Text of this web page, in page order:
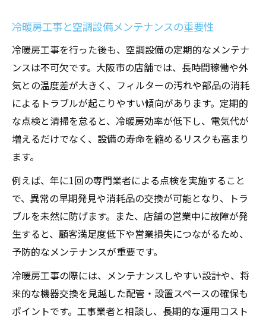
冷暖房工事と空調設備メンテナンスの重要性
冷暖房工事を行った後も、空調設備の定期的なメンテナ
ンスは不可欠です。大阪市の店舗では、長時間稼働や外
気との温度差が大きく、フィルターの汚れや部品の消耗
によるトラブルが起こりやすい傾向があります。定期的
な点検と清掃を怠ると、冷暖房効率が低下し、電気代が
増えるだけでなく、設備の寿命を縮めるリスクも高まり
ます。
例えば、年に1回の専門業者による点検を実施すること
で、異常の早期発見や消耗品の交換が可能となり、トラ
ブルを未然に防げます。また、店舗の営業中に故障が発
生すると、顧客満足度低下や営業損失につながるため、
予防的なメンテナンスが重要です。
冷暖房工事の際には、メンテナンスしやすい設計や、将
来的な機器交換を見越した配管・設置スペースの確保も
ポイントです。工事業者と相談し、長期的な運用コスト